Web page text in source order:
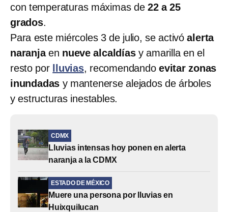
con temperaturas máximas de 22 a 25
grados.
Para este miércoles 3 de julio, se activóalerta
naranjaen nueve alcaldíasy amarilla en el
resto por
lluvias, recomendandoevitar zonas
inundadas y mantenerse alejados de árboles
y estructuras inestables.
CDMX
Lluvias intensas hoy ponen en alerta
naranja a la CDMX
ESTADO DE MÉXICO
Muere una persona por lluvias en
Huixquilucan